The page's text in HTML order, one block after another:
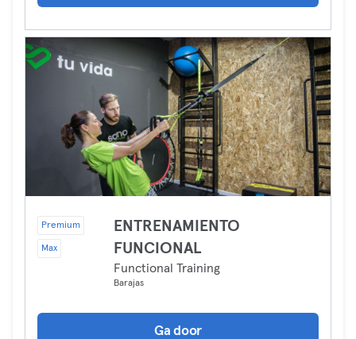
Premium
Max
ENTRENAMIENTO
FUNCIONAL
Functional Training
Barajas
Ga door